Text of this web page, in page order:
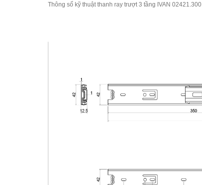
Thông số kỹ thuật thanh ray trượt 3 tầng IVAN 02421.300